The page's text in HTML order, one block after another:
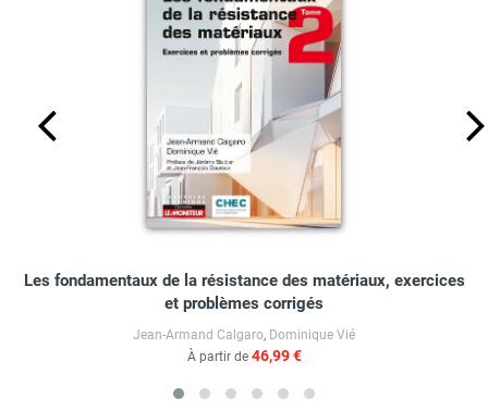
Les fondamentaux de la résistance des matériaux, exercices
et problèmes corrigés
Jean-Armand Calgaro, Dominique Vié
À partir de 46,99 €